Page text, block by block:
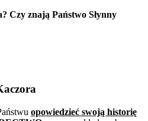
Czy znają Państwo Słynny
opowiedzieć swoją historię